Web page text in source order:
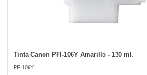
Tinta Canon PFI-106Y Amarillo - 130 ml.
PFI106Y
Skip
the